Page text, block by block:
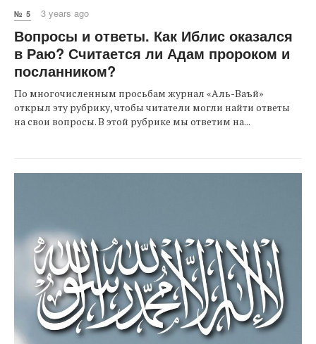
№ 5 3 years ago
Вопросы и ответы. Как Иблис оказался
в Раю? Считается ли Адам пророком и
посланником?
По многочисленным просьбам журнал «Аль-Ваъй»
открыл эту рубрику, чтобы читатели могли найти ответы
на свои вопросы. В этой рубрике мы ответим на...